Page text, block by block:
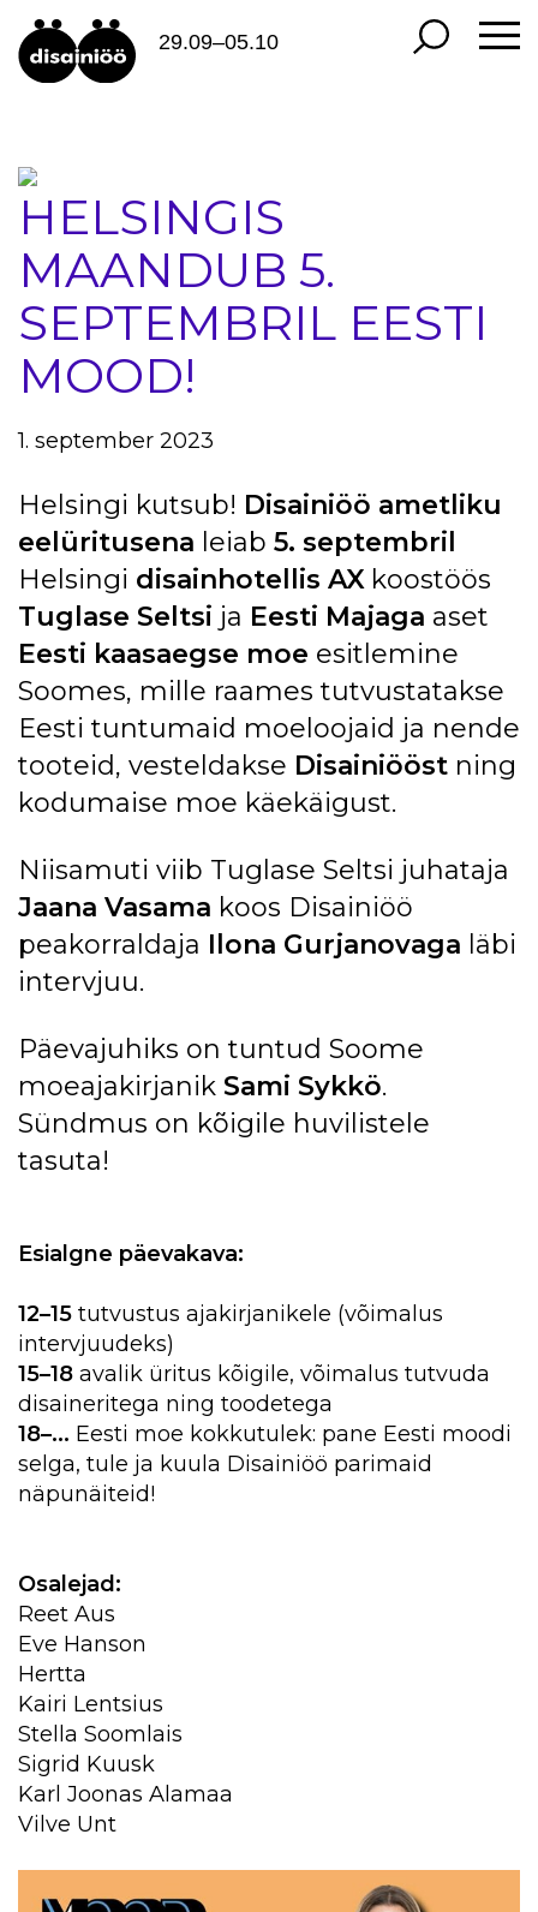
29.09–05.10
HELSINGIS
MAANDUB 5.
SEPTEMBRIL EESTI
MOOD!
1. september 2023
Helsingi kutsub! Disainiöö ametliku
eelüritusena leiab 5. septembril
Helsingi disainhotellis AX koostöös
Tuglase Seltsi ja Eesti Majaga aset
Eesti kaasaegse moe esitlemine
Soomes, mille raames tutvustatakse
Eesti tuntumaid moeloojaid ja nende
tooteid, vesteldakse Disainiööst ning
kodumaise moe käekäigust.
Niisamuti viib Tuglase Seltsi juhataja
Jaana Vasama koos Disainiöö
peakorraldaja Ilona Gurjanovaga läbi
intervjuu.
Päevajuhiks on tuntud Soome
moeajakirjanik Sami Sykkö.
Sündmus on kõigile huvilistele
tasuta!
Esialgne päevakava:
12–15 tutvustus ajakirjanikele (võimalus
intervjuudeks)
15–18 avalik üritus kõigile, võimalus tutvuda
disaineritega ning toodetega
18–... Eesti moe kokkutulek: pane Eesti moodi
selga, tule ja kuula Disainiöö parimaid
näpunäiteid!
Osalejad:
Reet Aus
Eve Hanson
Hertta
Kairi Lentsius
Stella Soomlais
Sigrid Kuusk
Karl Joonas Alamaa
Vilve Unt